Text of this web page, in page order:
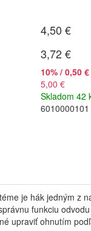
4,50 €
3,72 €
10% / 0,50 €
5,00 €
Skladom 42
6010000101
je hák jedným z
funkciu
upraviť ohnutím